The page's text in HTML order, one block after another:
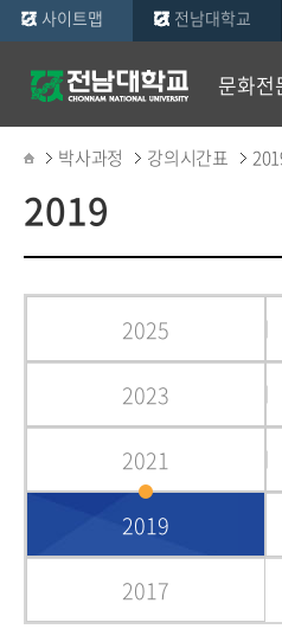
사이트맵 전남대학교
문화전
박사과정 강의시간표
2019
2025
2023
2021
2019
2017